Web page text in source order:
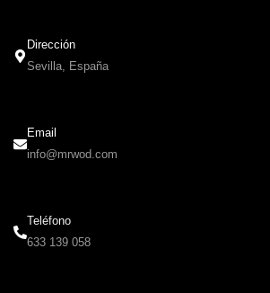
Dirección
Sevilla, España
Email
info@mrwod.com
Teléfono
633 139 058